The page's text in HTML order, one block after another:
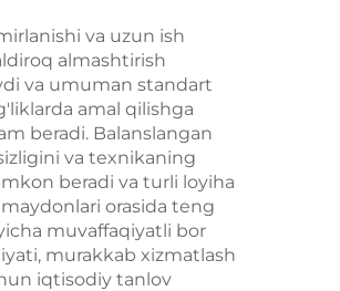
uchun
va uzun ish
almashtirish
va umuman standart
amal qilishga
beradi. Balanslangan
va texnikaning
beradi va turli loyiha
orasida teng
muvaffaqiyatli bor
murakkab xizmatlash
iqtisodiy tanlov